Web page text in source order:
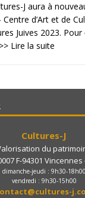
J aura à
Centre d’Art et de
Juives 2023.
>> Lire la suite
Cultures-J
du
F-94301
dimanche-jeudi : 9h30-18h00
vendredi : 9h30-15h00